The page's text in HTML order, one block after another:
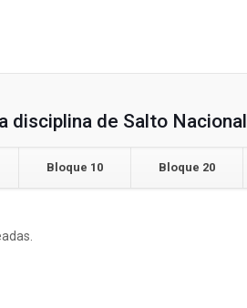
disciplina de Salto
Bloque 10 Bloque 20